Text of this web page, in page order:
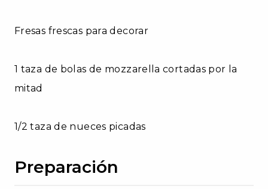
Fresas frescas para decorar
1 taza de bolas de mozzarella cortadas por la
mitad
1/2 taza de nueces picadas
Preparación